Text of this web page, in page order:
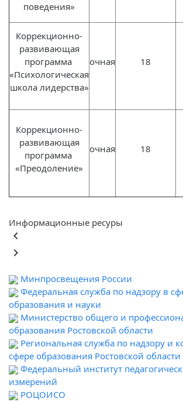
поведения»
Коррекционно-
развивающая
программа
«Психологическая
школа лидерства»
очная 18
Коррекционно-
развивающая
программа
«Преодоление»
очная 18
Информационные ресуры
keyboard_arrow_left
keyboard_arrow_right
Минпросвещения России
Федеральная служба по надзору в
образования и науки
Министерство общего и
образования Ростовской области
Региональная служба по надзору и
сфере образования Ростовской области
Федеральный институт
измерений
РОЦОИСО